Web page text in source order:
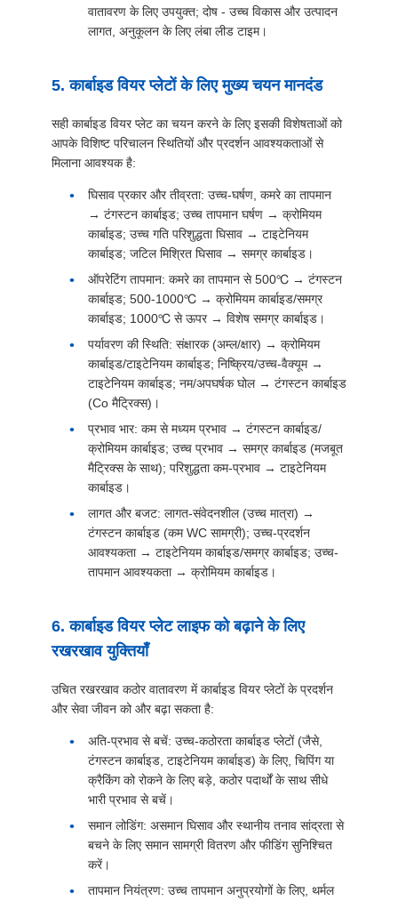
वातावरण के लिए उपयुक्त; दोष - उच्च विकास और उत्पादन
लागत, अनुकूलन के लिए लंबा लीड टाइम।
5. कार्बाइड वियर प्लेटों के लिए मुख्य चयन मानदंड
सही कार्बाइड वियर प्लेट का चयन करने के लिए इसकी विशेषताओं को
आपके विशिष्ट परिचालन स्थितियों और प्रदर्शन आवश्यकताओं से
मिलाना आवश्यक है:
घिसाव प्रकार और तीव्रता: उच्च-घर्षण, कमरे का तापमान
→ टंगस्टन कार्बाइड; उच्च तापमान घर्षण → क्रोमियम
कार्बाइड; उच्च गति परिशुद्धता घिसाव → टाइटेनियम
कार्बाइड; जटिल मिश्रित घिसाव → समग्र कार्बाइड।
ऑपरेटिंग तापमान: कमरे का तापमान से 500℃ → टंगस्टन
कार्बाइड; 500-1000℃ → क्रोमियम कार्बाइड/समग्र
कार्बाइड; 1000℃ से ऊपर → विशेष समग्र कार्बाइड।
पर्यावरण की स्थिति: संक्षारक (अम्ल/क्षार) → क्रोमियम
कार्बाइड/टाइटेनियम कार्बाइड; निष्क्रिय/उच्च-वैक्यूम →
टाइटेनियम कार्बाइड; नम/अपघर्षक घोल → टंगस्टन कार्बाइड
(Co मैट्रिक्स)।
प्रभाव भार: कम से मध्यम प्रभाव → टंगस्टन कार्बाइड/
क्रोमियम कार्बाइड; उच्च प्रभाव → समग्र कार्बाइड (मजबूत
मैट्रिक्स के साथ); परिशुद्धता कम-प्रभाव → टाइटेनियम
कार्बाइड।
लागत और बजट: लागत-संवेदनशील (उच्च मात्रा) →
टंगस्टन कार्बाइड (कम WC सामग्री); उच्च-प्रदर्शन
आवश्यकता → टाइटेनियम कार्बाइड/समग्र कार्बाइड; उच्च-
तापमान आवश्यकता → क्रोमियम कार्बाइड।
6. कार्बाइड वियर प्लेट लाइफ को बढ़ाने के लिए
रखरखाव युक्तियाँ
उचित रखरखाव कठोर वातावरण में कार्बाइड वियर प्लेटों के प्रदर्शन
और सेवा जीवन को और बढ़ा सकता है:
अति-प्रभाव से बचें: उच्च-कठोरता कार्बाइड प्लेटों (जैसे,
टंगस्टन कार्बाइड, टाइटेनियम कार्बाइड) के लिए, चिपिंग या
क्रैकिंग को रोकने के लिए बड़े, कठोर पदार्थों के साथ सीधे
भारी प्रभाव से बचें।
समान लोडिंग: असमान घिसाव और स्थानीय तनाव सांद्रता से
बचने के लिए समान सामग्री वितरण और फीडिंग सुनिश्चित
करें।
तापमान नियंत्रण: उच्च तापमान अनुप्रयोगों के लिए, थर्मल